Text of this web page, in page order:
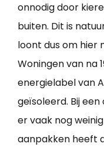
onnodig door
buiten. Dit is
loont dus om hier
Woningen van na
energielabel van
geïsoleerd. Bij
er vaak nog
aanpakken heeft